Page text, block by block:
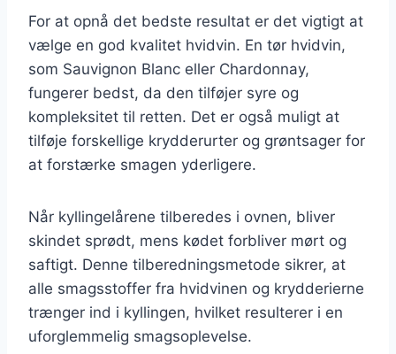
For at opnå det bedste resultat er det vigtigt at
vælge en god kvalitet hvidvin. En tør hvidvin,
som Sauvignon Blanc eller Chardonnay,
fungerer bedst, da den tilføjer syre og
kompleksitet til retten. Det er også muligt at
tilføje forskellige krydderurter og grøntsager for
at forstærke smagen yderligere.
Når kyllingelårene tilberedes i ovnen, bliver
skindet sprødt, mens kødet forbliver mørt og
saftigt. Denne tilberedningsmetode sikrer, at
alle smagsstoffer fra hvidvinen og krydderierne
trænger ind i kyllingen, hvilket resulterer i en
uforglemmelig smagsoplevelse.